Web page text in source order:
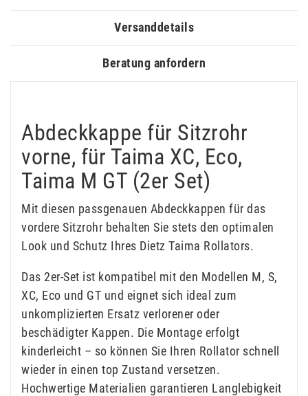
Versanddetails
Beratung anfordern
Abdeckkappe für Sitzrohr
vorne, für Taima XC, Eco,
Taima M GT (2er Set)
Mit diesen passgenauen Abdeckkappen für das
vordere Sitzrohr behalten Sie stets den optimalen
Look und Schutz Ihres Dietz Taima Rollators.
Das 2er-Set ist kompatibel mit den Modellen M, S,
XC, Eco und GT und eignet sich ideal zum
unkomplizierten Ersatz verlorener oder
beschädigter Kappen. Die Montage erfolgt
kinderleicht – so können Sie Ihren Rollator schnell
wieder in einen top Zustand versetzen.
Hochwertige Materialien garantieren Langlebigkeit